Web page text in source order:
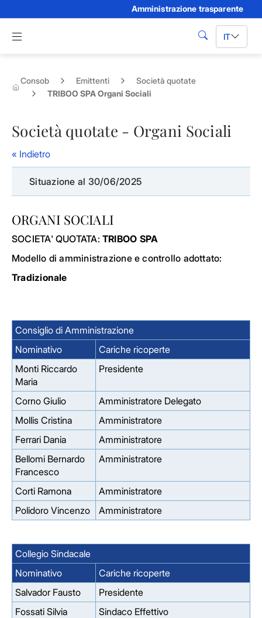
Amministrazione trasparente
Apri menu di navigazione
cerca IT
Consob Emittenti
Società quotate
TRIBOO SPA Organi Sociali
Società quotate - Organi Sociali
« Indietro
Situazione al 30/06/2025
ORGANI SOCIALI
SOCIETA' QUOTATA: TRIBOO SPA
Modello di amministrazione e controllo adottato:
Tradizionale
Consiglio di Amministrazione
Nominativo
Cariche ricoperte
Monti Riccardo
Maria
Presidente
Corno Giulio
Amministratore Delegato
Mollis Cristina
Amministratore
Ferrari Dania
Amministratore
Bellomi Bernardo
Francesco
Amministratore
Corti Ramona
Amministratore
Polidoro Vincenzo
Amministratore
Collegio Sindacale
Nominativo
Cariche ricoperte
Salvador Fausto
Presidente
Fossati Silvia
Sindaco Effettivo